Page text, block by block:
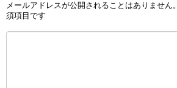
メールアドレスが公開されることはありません。
須項目です